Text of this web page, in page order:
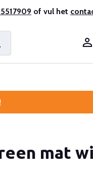
of vul het
Account
mat